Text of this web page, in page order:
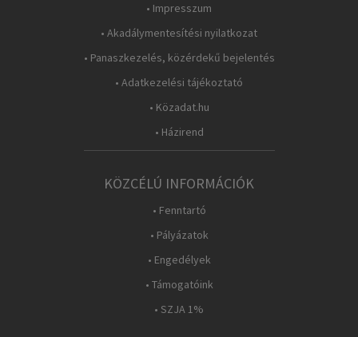
• Impresszum
• Akadálymentesítési nyilatkozat
• Panaszkezelés, közérdekű bejelentés
• Adatkezelési tájékoztató
• Közadat.hu
• Házirend
KÖZCÉLÚ INFORMÁCIÓK
• Fenntartó
• Pályázatok
• Engedélyek
• Támogatóink
• SZJA 1%